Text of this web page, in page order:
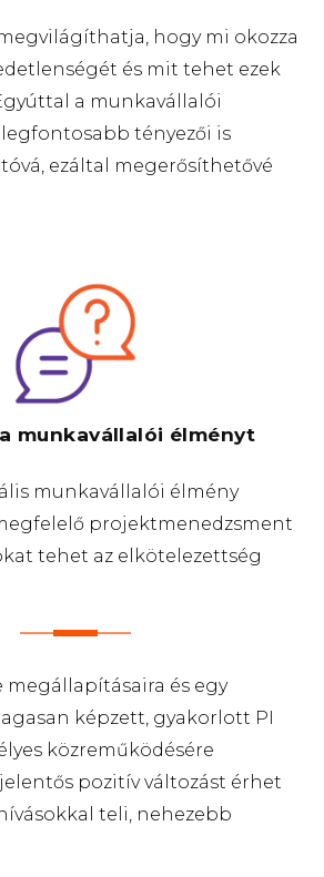
hogy mi okozza
és mit tehet ezek
a munkavállalói
tényezői is
ezáltal megerősíthetővé
munkavállalói élményt
munkavállalói élmény
projektmenedzsment
tehet az elkötelezettség
megállapításaira és egy
képzett, gyakorlott PI
közreműködésére
pozitív változást érhet
teli, nehezebb